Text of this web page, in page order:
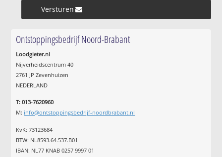
Versturen »
Ontstoppingsbedrijf Noord-Brabant
Loodgieter.nl
Nijverheidscentrum 40
2761 JP Zevenhuizen
NEDERLAND
T: 013-7620960
M: info@ontstoppingsbedrijf-noordbrabant.nl
KvK: 73123684
BTW: NL8593.64.537.B01
IBAN: NL77 KNAB 0257 9997 01